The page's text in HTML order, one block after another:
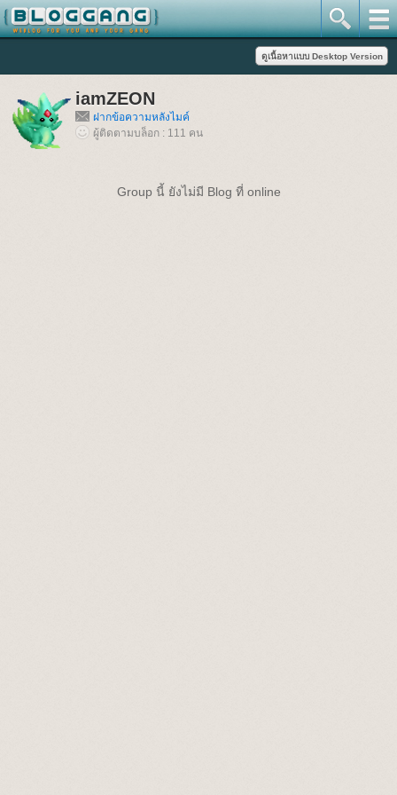
iamZEON
ฝากข้อความหลังไมค์
ผู้ติดตามบล็อก : 111 คน
Group นี้ ยังไม่มี Blog ที่ online